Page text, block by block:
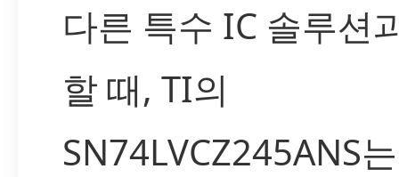
다른 특수 IC 솔루션
할 때, TI의
SN74LVCZ245ANS